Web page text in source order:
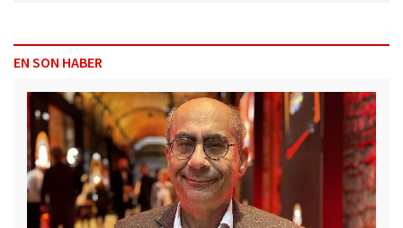
EN SON HABER